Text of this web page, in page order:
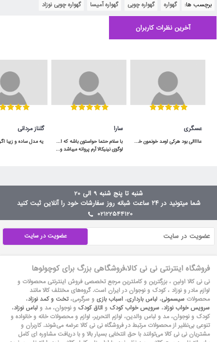
برچسب ها: گهواره گهواره چوبی گهواره آمیسا گهواره چوبی نوزاد
آخرین نظرات کاربران
عسگری
عاااالی بود هرکی اومد خونمون خوشش اومده هرچند که رنگ قسمت قهوه ایش دقیقا مثل عکس نبود و تیره تر هست .
سارا
لوگوی نینیکالا آرم پروانه میباشد و باید دقت کنن و آدرس سایت هم ninikala.com
گلناز مردانی
شنبه تا پنج شنبه 9 الی 20
شما میتونید در ۲۴ ساعت شبانه روز سفارشات خود را آنلاین ثبت کنید
02122544120
عضویت در سایت
فروشگاه اینترنتی نی نی کالا،فروشگاهی بزرگ برای کوچولوها
نی نی کالا اولین ، بزرگترین و کاملترین مرجع تخصصی فروش اینترنتی محصولات و
لوازم مادر و نوزاد ، کودک و نوجوان در ایران است. گروه‏‏‌های مختلف کالا مانند
محصولات سیسمونی، لباس بارداری، اسباب بازی و سرگرمی،تخت و کمد نوزاد،
سرویس خواب نوزاد، سرویس خواب کودک و اتاق کودک و نوجوان، مد و لباس نوزاد،
کودک و نوجوان، مد و لباس والدین، لوازم التحریر، لوازم و محصولات خانه و خانواده و
تنوعی بی‌نظیر از محصولات مرتبط در فروشگاه نی نی کالا عرضه می‏‏‏‌شوند. کاربران و
مشتریان نی نی‌ کالا می‏‏‌توانند با حق انتخابی بسیار بالا و با دریافت مشاوره ای کامل